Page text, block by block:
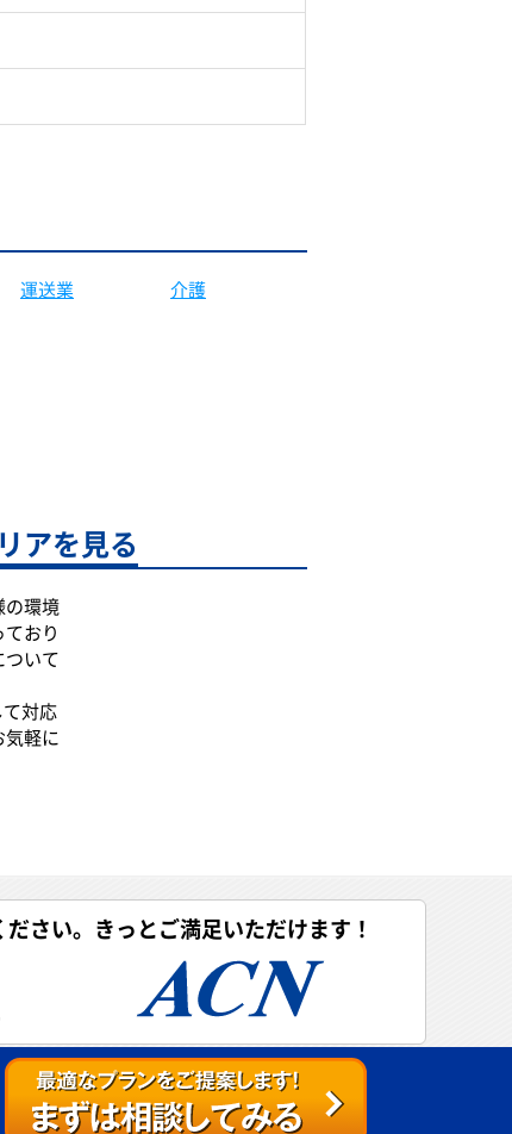
運送業 介護
アを見る
の環境
おり
ついて
対応
気軽に
さい。きっとご満足いただけます！